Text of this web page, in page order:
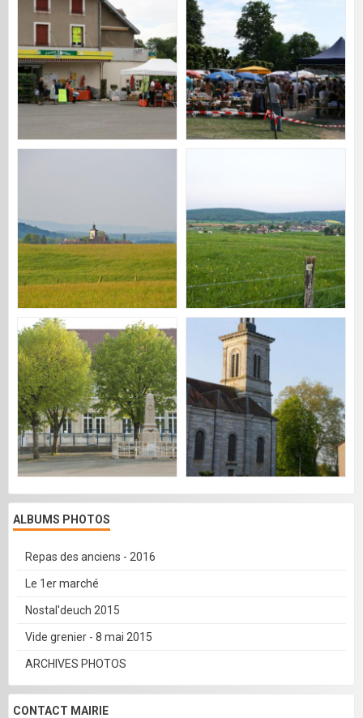
ALBUMS PHOTOS
Repas des anciens - 2016
Le 1er marché
Nostal'deuch 2015
Vide grenier - 8 mai 2015
ARCHIVES PHOTOS
CONTACT MAIRIE